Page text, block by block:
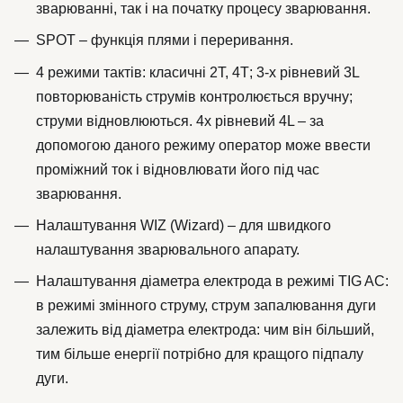
зварюванні, так і на початку процесу зварювання.
SPOT – функція плями і переривання.
4 режими тактів: класичні 2Т, 4Т; 3-х рівневий 3L
повторюваність струмів контролюється вручну;
струми відновлюються. 4х рівневий 4L – за
допомогою даного режиму оператор може ввести
проміжний ток і відновлювати його під час
зварювання.
Налаштування WIZ (Wizard) – для швидкого
налаштування зварювального апарату.
Налаштування діаметра електрода в режимі TIG AC:
в режимі змінного струму, струм запалювання дуги
залежить від діаметра електрода: чим він більший,
тим більше енергії потрібно для кращого підпалу
дуги.